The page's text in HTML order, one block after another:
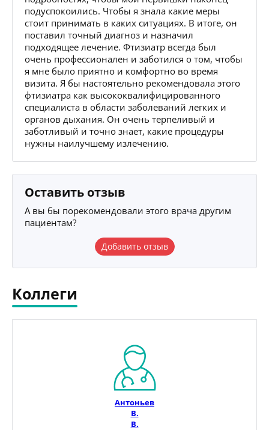
подуспокоились. Чтобы я знала какие меры
стоит принимать в каких ситуациях. В итоге, он
поставил точный диагноз и назначил
подходящее лечение. Фтизиатр всегда был
очень профессионален и заботился о том, чтобы
я мне было приятно и комфортно во время
визита. Я бы настоятельно рекомендовала этого
фтизиатра как высококвалифицированного
специалиста в области заболеваний легких и
органов дыхания. Он очень терпеливый и
заботливый и точно знает, какие процедуры
нужны наилучшему излечению.
Оставить отзыв
А вы бы порекомендовали этого врача другим
пациентам?
Добавить отзыв
Коллеги
Антоньев
В.
В.